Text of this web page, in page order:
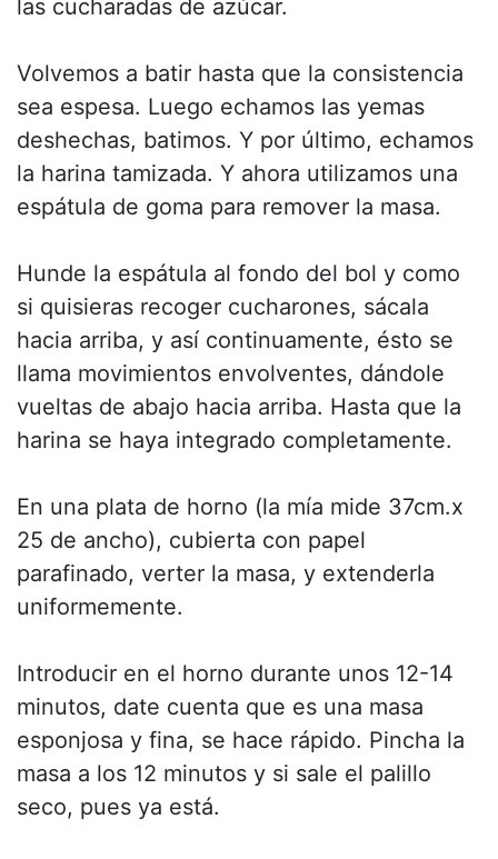
las cucharadas de azúcar.
Volvemos a batir hasta que la consistencia
sea espesa. Luego echamos las yemas
deshechas, batimos. Y por último, echamos
la harina tamizada. Y ahora utilizamos una
espátula de goma para remover la masa.
Hunde la espátula al fondo del bol y como
si quisieras recoger cucharones, sácala
hacia arriba, y así continuamente, ésto se
llama movimientos envolventes, dándole
vueltas de abajo hacia arriba. Hasta que la
harina se haya integrado completamente.
En una plata de horno (la mía mide 37cm.x
25 de ancho), cubierta con papel
parafinado, verter la masa, y extenderla
uniformemente.
Introducir en el horno durante unos 12-14
minutos, date cuenta que es una masa
esponjosa y fina, se hace rápido. Pincha la
masa a los 12 minutos y si sale el palillo
seco, pues ya está.